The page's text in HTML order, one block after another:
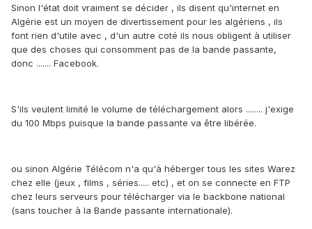
Sinon l'état doit vraiment se décider , ils disent qu'internet en
Algérie est un moyen de divertissement pour les algériens , ils
font rien d'utile avec , d'un autre coté ils nous obligent à utiliser
que des choses qui consomment pas de la bande passante,
donc ....... Facebook.
S'ils veulent limité le volume de téléchargement alors ........ j'exige
du 100 Mbps puisque la bande passante va être libérée.
ou sinon Algérie Télécom n'a qu'à héberger tous les sites Warez
chez elle (jeux , films , séries..... etc) , et on se connecte en FTP
chez leurs serveurs pour télécharger via le backbone national
(sans toucher à la Bande passante internationale).